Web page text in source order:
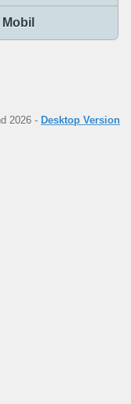
2026 - Desktop Version